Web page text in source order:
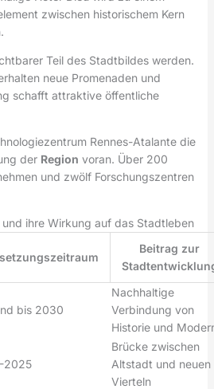
zwischen historischem Kern
Teil des Stadtbildes werden.
neue Promenaden und
schafft attraktive öffentliche
Rennes-Atalante die
der Region voran. Über 200
und zwölf Forschungszentren
ihre Wirkung auf das Stadtleben
Beitrag zur
bis 2030
Nachhaltige
Verbindung von
Historie und
2025
Brücke zwischen
Altstadt und neuen
Vierteln